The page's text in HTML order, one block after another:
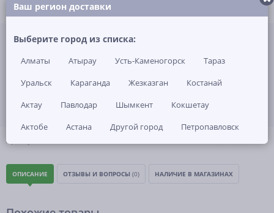
Артикул: - (0)
Нет в наличии
ОПИСАНИЕ ОТЗЫВЫ И ВОПРОСЫ (0) НАЛИЧИЕ В МАГАЗИНАХ
Ваш регион доставки
Выберите город из списка:
Алматы Атырау Усть-Каменогорск
Тараз
Уральск
Караганда Жезказган
Костанай
Актау
Павлодар Шымкент
Кокшетау
Актобе
Астана Другой город Петропавловск